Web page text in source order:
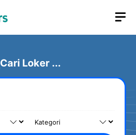
Cari Loker ...